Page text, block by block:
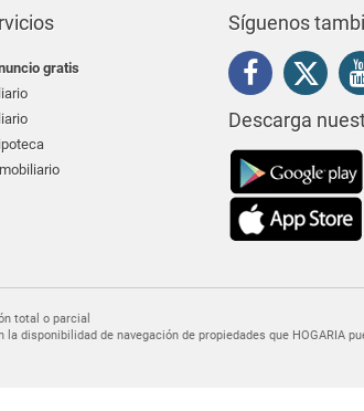
gratis
Síguenos
Descarga
total o parcial
disponibilidad de navegación de propiedades que HOGARIA